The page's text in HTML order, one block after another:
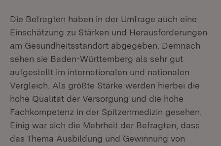
Die Befragten haben in der Umfrage auch eine
Einschätzung zu Stärken und Herausforderungen
am Gesundheitsstandort abgegeben: Demnach
sehen sie Baden-Württemberg als sehr gut
aufgestellt im internationalen und nationalen
Vergleich. Als größte Stärke werden hierbei die
hohe Qualität der Versorgung und die hohe
Fachkompetenz in der Spitzenmedizin gesehen.
Einig war sich die Mehrheit der Befragten, dass
das Thema Ausbildung und Gewinnung von